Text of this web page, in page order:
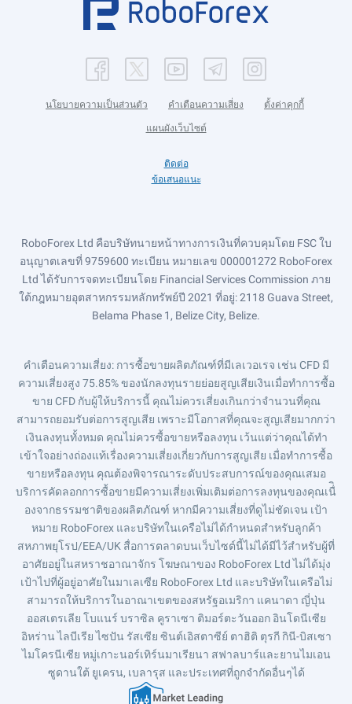
นโยบายความเป็นส่วนตัว คำเตือนความเสี่ยง ตั้งค่าคุกกี้
แผนผังเว็บไซต์
ติดต่อ
ข้อเสนอแนะ
RoboForex Ltd คือบริษัทนายหน้าทางการเงินที่ควบคุมโดย FSC ใบ
อนุญาตเลขที่ 9759600 ทะเบียน หมายเลข 000001272 RoboForex
Ltd ได้รับการจดทะเบียนโดย Financial Services Commission ภาย
ใต้กฎหมายอุตสาหกรรมหลักทรัพย์ปี 2021 ที่อยู่: 2118 Guava Street,
Belama Phase 1, Belize City, Belize.
คำเตือนความเสี่ยง: การซื้อขายผลิตภัณฑ์ที่มีเลเวอเรจ เช่น CFD มี
ความเสี่ยงสูง 75.85% ของนักลงทุนรายย่อยสูญเสียเงินเมื่อทำการซื้อ
ขาย CFD กับผู้ให้บริการนี้ คุณไม่ควรเสี่ยงเกินกว่าจำนวนที่คุณ
สามารถยอมรับต่อการสูญเสีย เพราะมีโอกาสที่คุณจะสูญเสียมากกว่า
เงินลงทุนทั้งหมด คุณไม่ควรซื้อขายหรือลงทุน เว้นแต่ว่าคุณได้ทำ
เข้าใจอย่างถ่องแท้เรื่องความเสี่ยงเกี่ยวกับการสูญเสีย เมื่อทำการซื้อ
ขายหรือลงทุน คุณต้องพิจารณาระดับประสบการณ์ของคุณเสมอ
บริการคัดลอกการซื้อขายมีความเสี่ยงเพิ่มเติมต่อการลงทุนของคุณเนื่ิ
องจากธรรมชาติของผลิตภัณฑ์ หากมีความเสี่ยงที่ดูไม่ชัดเจน เป้า
หมาย RoboForex และบริษัทในเครือไม่ได้กำหนดสำหรับลูกค้า
สหภาพยุโรป/EEA/UK สื่อการตลาดบนเว็บไซต์นี้ไม่ได้มีไว้สำหรับผู้ที่
อาศัยอยู่ในสหราชอาณาจักร โฆษณาของ RoboForex Ltd ไม่ได้มุ่ง
เป้าไปที่ผู้อยู่อาศัยในมาเลเซีย RoboForex Ltd และบริษัทในเครือไม่
สามารถให้บริการในอาณาเขตของสหรัฐอเมริกา แคนาดา ญี่ปุ่น
ออสเตรเลีย โบแนร์ บราซิล คูราเซา ติมอร์ตะวันออก อินโดนีเซีย
อิหร่าน ไลบีเรีย ไซปัน รัสเซีย ซินต์เอิสตาซีย์ ตาฮิติ ตุรกี กินี-บิสเซา
ไมโครนีเซีย หมู่เกาะนอร์เทิร์นมาเรียนา สฟาลบาร์และยานไมเอน
ซูดานใต้ ยูเครน, เบลารุส และประเทศที่ถูกจำกัดอื่นๆได้